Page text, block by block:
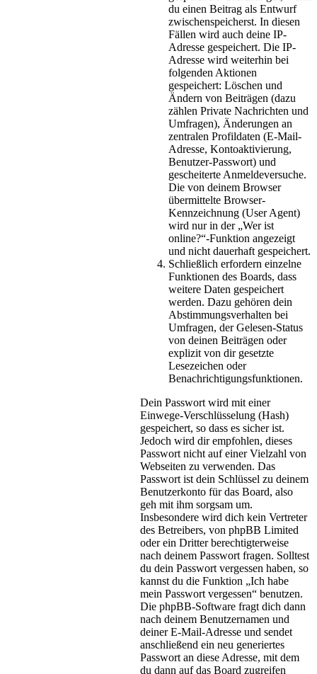
du einen Beitrag als Entwurf
zwischenspeicherst. In diesen
Fällen wird auch deine IP-
Adresse gespeichert. Die IP-
Adresse wird weiterhin bei
folgenden Aktionen
gespeichert: Löschen und
Ändern von Beiträgen (dazu
zählen Private Nachrichten und
Umfragen), Änderungen an
zentralen Profildaten (E-Mail-
Adresse, Kontoaktivierung,
Benutzer-Passwort) und
gescheiterte Anmeldeversuche.
Die von deinem Browser
übermittelte Browser-
Kennzeichnung (User Agent)
wird nur in der „Wer ist
online?“-Funktion angezeigt
und nicht dauerhaft gespeichert.
Schließlich erfordern einzelne
Funktionen des Boards, dass
weitere Daten gespeichert
werden. Dazu gehören dein
Abstimmungsverhalten bei
Umfragen, der Gelesen-Status
von deinen Beiträgen oder
explizit von dir gesetzte
Lesezeichen oder
Benachrichtigungsfunktionen.
Dein Passwort wird mit einer
Einwege-Verschlüsselung (Hash)
gespeichert, so dass es sicher ist.
Jedoch wird dir empfohlen, dieses
Passwort nicht auf einer Vielzahl von
Webseiten zu verwenden. Das
Passwort ist dein Schlüssel zu deinem
Benutzerkonto für das Board, also
geh mit ihm sorgsam um.
Insbesondere wird dich kein Vertreter
des Betreibers, von phpBB Limited
oder ein Dritter berechtigterweise
nach deinem Passwort fragen. Solltest
du dein Passwort vergessen haben, so
kannst du die Funktion „Ich habe
mein Passwort vergessen“ benutzen.
Die phpBB-Software fragt dich dann
nach deinem Benutzernamen und
deiner E-Mail-Adresse und sendet
anschließend ein neu generiertes
Passwort an diese Adresse, mit dem
du dann auf das Board zugreifen